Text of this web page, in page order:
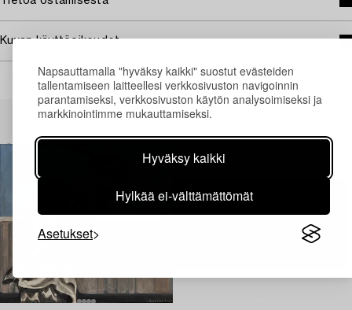
Napsauttamalla "hyväksy kaikki" suostut evästeiden
tallentamiseen laitteellesi verkkosivuston navigoinnin
parantamiseksi, verkkosivuston käytön analysoimiseksi ja
markkinointimme mukauttamiseksi.
Hyväksy kaikki
Hylkää ei-välttämättömät
Asetukset
Kuvan käyttöoikeudet
Muiden katsomia kohteita